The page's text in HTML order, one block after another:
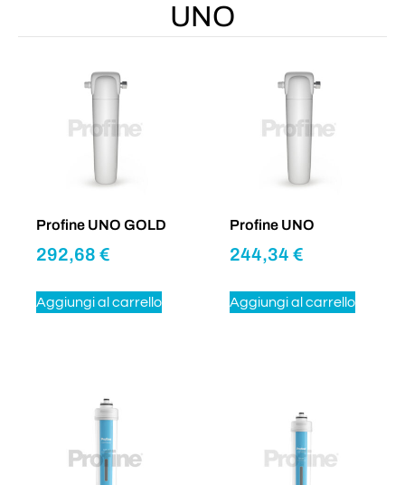
UNO
Profine UNO GOLD
292,68 €
Aggiungi al carrello
Profine UNO
244,34 €
Aggiungi al carrello